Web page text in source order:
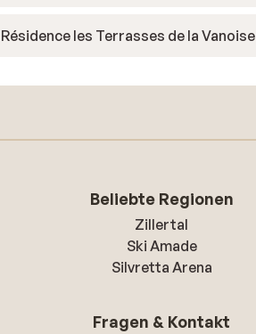
Résidence les Terrasses de la Vanoise
Beliebte Regionen
Zillertal
Ski Amade
Silvretta Arena
Fragen & Kontakt